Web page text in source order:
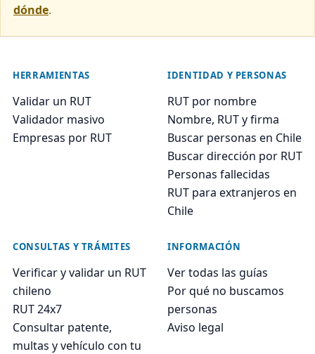
dónde.
HERRAMIENTAS
Validar un RUT
Validador masivo
Empresas por RUT
IDENTIDAD Y PERSONAS
RUT por nombre
Nombre, RUT y firma
Buscar personas en Chile
Buscar dirección por RUT
Personas fallecidas
RUT para extranjeros en
Chile
CONSULTAS Y TRÁMITES
Verificar y validar un RUT
chileno
RUT 24x7
Consultar patente,
multas y vehículo con tu
INFORMACIÓN
Ver todas las guías
Por qué no buscamos
personas
Aviso legal